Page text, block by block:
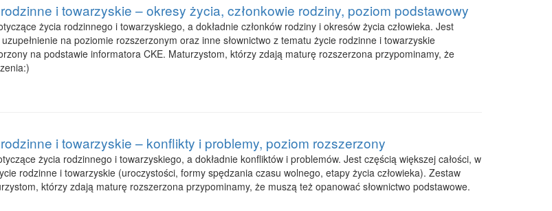
i towarzyskie – okresy życia, członkowie rodziny, poziom podstawowy
życia rodzinnego i towarzyskiego, a dokładnie członków rodziny i okresów życia człowieka. Jest
na poziomie rozszerzonym oraz inne słownictwo z tematu życie rodzinne i towarzyskie
na podstawie informatora CKE. Maturzystom, którzy zdają maturę rozszerzona przypominamy, że
i towarzyskie – konflikty i problemy, poziom rozszerzony
życia rodzinnego i towarzyskiego, a dokładnie konfliktów i problemów. Jest częścią większej całości, w
rodzinne i towarzyskie (uroczystości, formy spędzania czasu wolnego, etapy życia człowieka). Zestaw
którzy zdają maturę rozszerzona przypominamy, że muszą też opanować słownictwo podstawowe.